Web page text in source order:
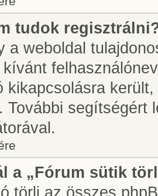
tudok
a weboldal
kikapcsolásra
További segítségért
a „Fórum sütik
törli az összes